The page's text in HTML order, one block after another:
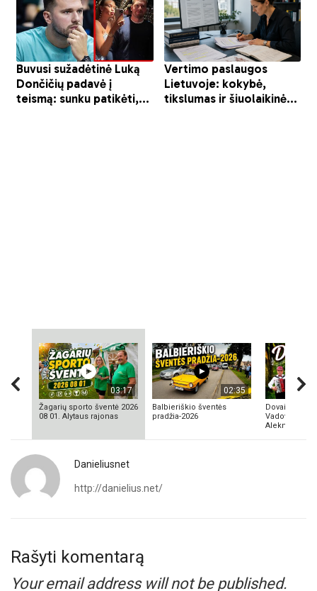
03:17
Žagarių sporto šventė 2026
08 01. Alytaus rajonas
02:35
Balbieriškio šventės
pradžia-2026
Dovainonių
Vadovas
Aleknavičius
Danieliusnet
http://danielius.net/
Rašyti komentarą
Your email address will not be published.